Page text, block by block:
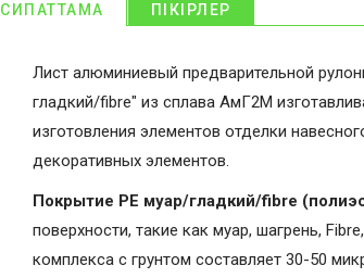
СИПАТТАМА ПІКІРЛЕР
Лист алюминиевый предварительной
гладкий/fibre" из сплава АмГ2М
изготовления элементов отделки
декоративных элементов.
Покрытие PE муар/гладкий/fibre
поверхности, такие как муар, шагрень,
комплекса с грунтом составляет 30-50